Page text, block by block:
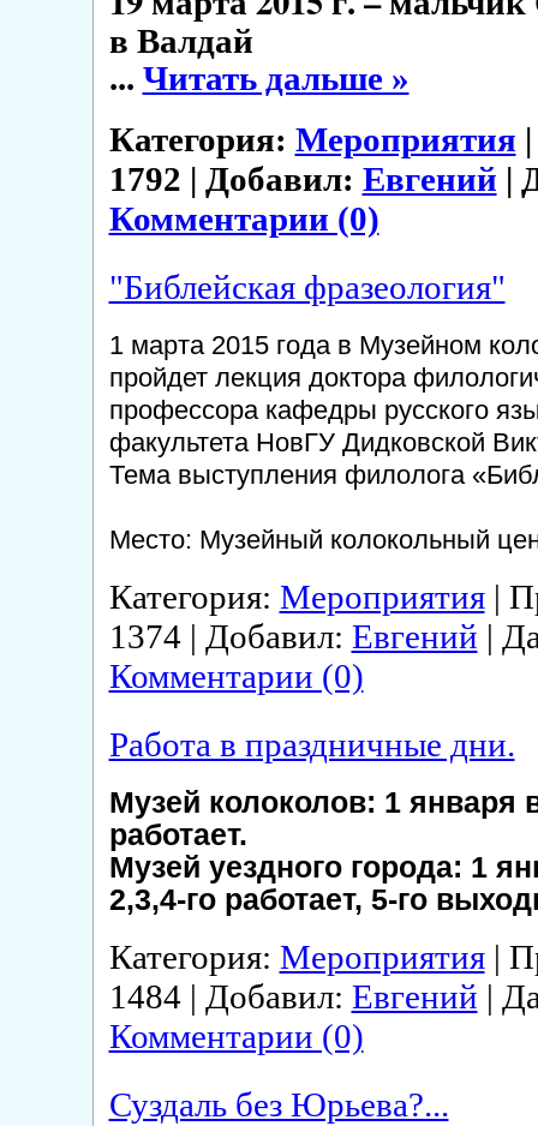
в Валдай
... Читать дальше »
Категория: Мероприятия
1792 | Добавил: Евгений |
Комментарии (0)
"Библейская фразеология"
1 марта 2015 года в Музейном
пройдет лекция доктора
профессора кафедры русского
факультета НовГУ Дидковской
Тема выступления филолога
Место: Музейный колокольный
Категория: Мероприятия|
1374 | Добавил: Евгений |
Комментарии (0)
Работа в праздничные дни.
Музей колоколов: 1 января
работает.
Музей уездного города: 1
2,3,4-го работает, 5-го
Категория: Мероприятия|
1484 | Добавил: Евгений |
Комментарии (0)
Суздаль без Юрьева?...